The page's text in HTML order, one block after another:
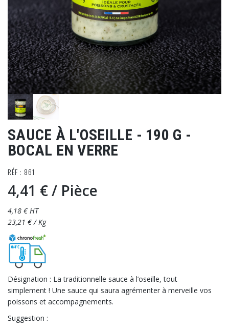
SAUCE À L'OSEILLE - 190 G -
BOCAL EN VERRE
RÉF : 861
4,41 €/ Pièce
4,18 € HT
23,21 € / Kg
Désignation : La traditionnelle sauce à l’oseille, tout
simplement ! Une sauce qui saura agrémenter à merveille vos
poissons et accompagnements.
Suggestion :